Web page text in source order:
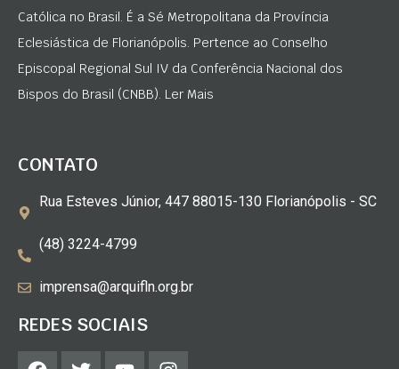
Católica no Brasil. É a Sé Metropolitana da Província
Eclesiástica de Florianópolis. Pertence ao Conselho
Episcopal Regional Sul IV da Conferência Nacional dos
Bispos do Brasil (CNBB). Ler Mais
CONTATO
Rua Esteves Júnior, 447 88015-130 Florianópolis - SC
(48) 3224-4799
imprensa@arquifln.org.br
REDES SOCIAIS